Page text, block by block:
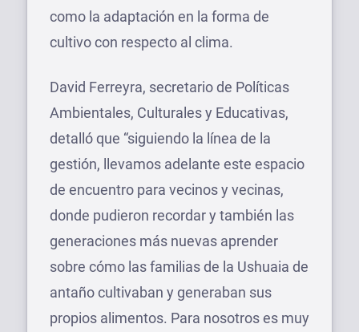
como la adaptación en la forma de
cultivo con respecto al clima.
David Ferreyra, secretario de Políticas
Ambientales, Culturales y Educativas,
detalló que “siguiendo la línea de la
gestión, llevamos adelante este espacio
de encuentro para vecinos y vecinas,
donde pudieron recordar y también las
generaciones más nuevas aprender
sobre cómo las familias de la Ushuaia de
antaño cultivaban y generaban sus
propios alimentos. Para nosotros es muy